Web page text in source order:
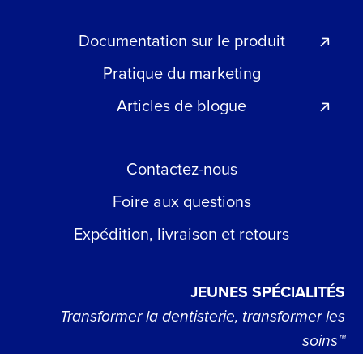
Documentation sur le produit
Pratique du marketing
Articles de blogue
Contactez-nous
Foire aux questions
Expédition, livraison et retours
JEUNES SPÉCIALITÉS
Transformer la dentisterie, transformer les
soins™